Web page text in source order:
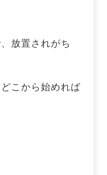
放置されがち
こから始めれば